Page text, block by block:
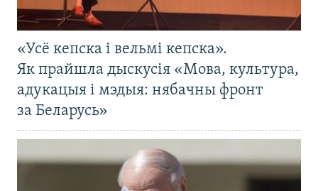
«Усё кепска і вельмі кепска».
Як прайшла дыскусія «Мова, культура,
адукацыя і мэдыя: нябачны фронт
за Беларусь»